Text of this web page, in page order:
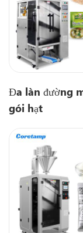
Đa làn đường
gói hạt